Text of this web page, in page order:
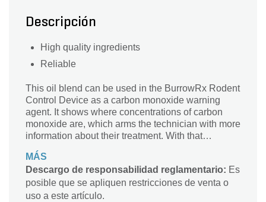
Descripción
High quality ingredients
Reliable
This oil blend can be used in the BurrowRx Rodent
Control Device as a carbon monoxide warning
agent. It shows where concentrations of carbon
monoxide are, which arms the technician with more
information about their treatment. With that
ensure an efficacious treatment.
MÁS
Descargo de responsabilidad reglamentario: Es
posible que se apliquen restricciones de venta o
uso a este artículo.